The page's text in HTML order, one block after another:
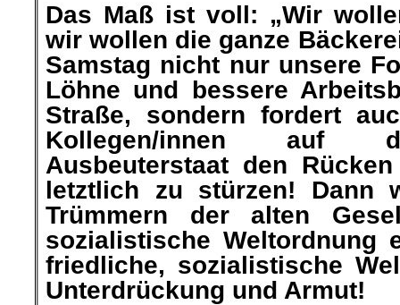
Das Maß ist voll: „Wir
wir wollen die ganze
Samstag nicht nur unsere
Löhne und bessere
Straße, sondern fordert
Kollegen/innen auf
Ausbeuterstaat den
letztlich zu stürzen! Dann
Trümmern der alten
sozialistische Weltordnung
friedliche, sozialistische
Unterdrückung und Armut!